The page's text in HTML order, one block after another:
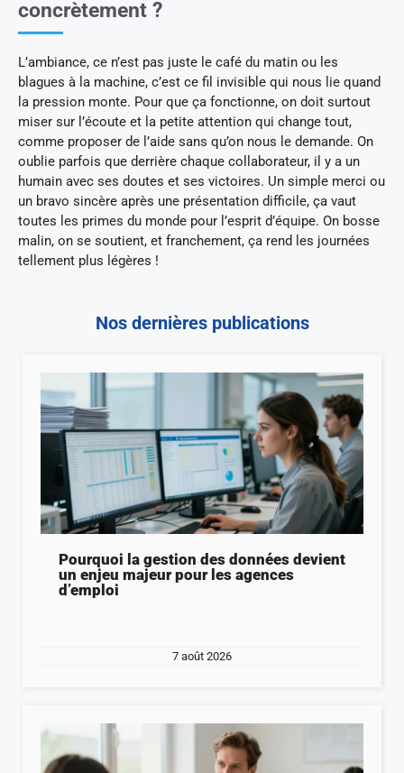
concrètement ?
L’ambiance, ce n’est pas juste le café du matin ou les
blagues à la machine, c’est ce fil invisible qui nous lie quand
la pression monte. Pour que ça fonctionne, on doit surtout
miser sur l’écoute et la petite attention qui change tout,
comme proposer de l’aide sans qu’on nous le demande. On
oublie parfois que derrière chaque collaborateur, il y a un
humain avec ses doutes et ses victoires. Un simple merci ou
un bravo sincère après une présentation difficile, ça vaut
toutes les primes du monde pour l’esprit d’équipe. On bosse
malin, on se soutient, et franchement, ça rend les journées
tellement plus légères !
Nos dernières publications
Pourquoi la gestion des données devient
un enjeu majeur pour les agences
d’emploi
7 août 2026